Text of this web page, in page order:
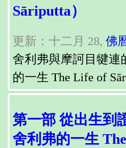
Sāriputta）
更新：十二月 28, 佛
舍利弗與摩訶目犍連
的一生 The Life of
第一部 從出生到
舍利弗的一生